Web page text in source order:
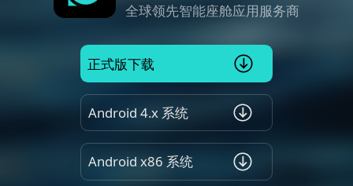
全球领先智能座舱应用服务商
正式版下载
Android 4.x 系统
Android x86 系统